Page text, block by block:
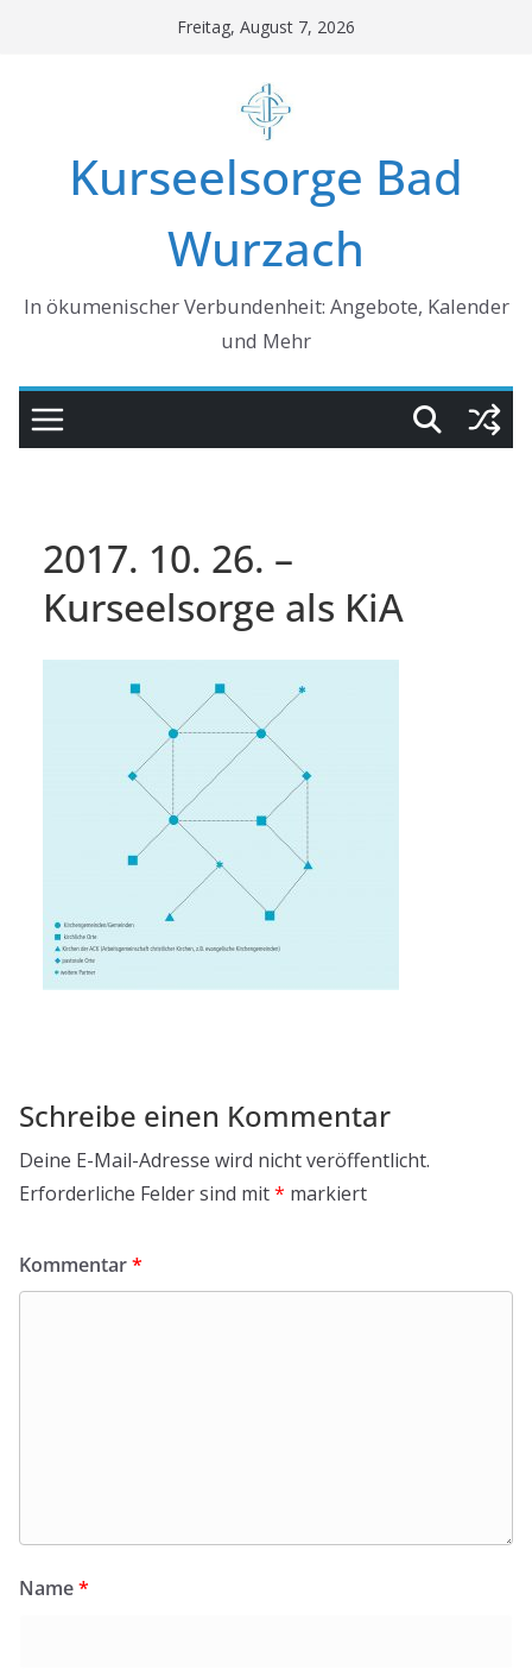
Freitag, August 7, 2026
Kurseelsorge Bad
Wurzach
In ökumenischer Verbundenheit: Angebote, Kalender
und Mehr
2017. 10. 26. –
Kurseelsorge als KiA
Schreibe einen Kommentar
Deine E-Mail-Adresse wird nicht veröffentlicht.
Erforderliche Felder sind mit* markiert
Kommentar*
Name*